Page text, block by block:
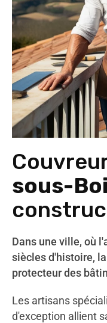
sous-
Dans une ville, où
siècles d'histoire,
protecteur des
Les artisans
d'exception allient